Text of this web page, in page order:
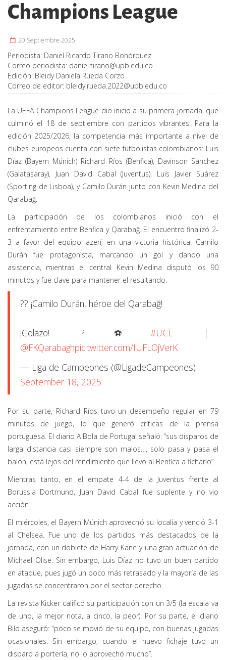
Champions League
20 Septiembre 2025
Periodista: Daniel Ricardo Tirano Bohórquez
Correo periodista: daniel.tirano@upb.edu.co
Edición: Bleidy Daniela Rueda Corzo
Correo de editor: bleidy.rueda.2022@upb.edu.co
La UEFA Champions League dio inicio a su primera jornada, que
culminó el 18 de septiembre con partidos vibrantes. Para la
edición 2025/2026, la competencia más importante a nivel de
clubes europeos cuenta con siete futbolistas colombianos: Luis
Díaz (Bayern Múnich) Richard Ríos (Benfica), Davinson Sánchez
(Galatasaray), Juan David Cabal (Juventus), Luis Javier Suárez
(Sporting de Lisboa), y Camilo Durán junto con Kevin Medina del
Qarabağ.
La participación de los colombianos inició con el
enfrentamiento entre Benfica y Qarabağ. El encuentro finalizó 2-
3 a favor del equipo azerí, en una victoria histórica. Camilo
Durán fue protagonista, marcando un gol y dando una
asistencia, mientras el central Kevin Medina disputó los 90
minutos y fue clave para mantener el resultando.
?? ¡Camilo Durán, héroe del Qarabağ!
¡Golazo! ?⚽ #UCL|
@FKQarabaghpic.twitter.com/IUFLOjVerK
— Liga de Campeones (@LigadeCampeones)
September 18, 2025
Por su parte, Richard Ríos tuvo un desempeño regular en 79
minutos de juego, lo que generó críticas de la prensa
portuguesa. El diario A Bola de Portugal señaló: “sus disparos de
larga distancia casi siempre son malos…, solo pasa y pasa el
balón, está lejos del rendimiento que llevo al Benfica a ficharlo”.
Mientras tanto, en el empate 4-4 de la Juventus frente al
Borussia Dortmund, Juan David Cabal fue suplente y no vio
acción.
El miércoles, el Bayern Múnich aprovechó su localía y venció 3-1
al Chelsea. Fue uno de los partidos más destacados de la
jornada, con un doblete de Harry Kane y una gran actuación de
Michael Olise. Sin embargo, Luis Díaz no tuvo un buen partido
en ataque, pues jugó un poco más retrasado y la mayoría de las
jugadas se concentraron por el sector derecho.
La revista Kicker calificó su participación con un 3/5 (la escala va
de uno, la mejor nota, a cinco, la peor). Por su parte, el diario
Bild aseguró: “poco se movió de su equipo, con buenas jugadas
ocasionales. Sin embargo, cuando el nuevo fichaje tuvo un
disparo a portería, no lo aprovechó mucho”.